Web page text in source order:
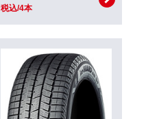
税込/4本